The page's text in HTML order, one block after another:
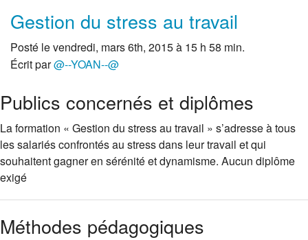
Gestion du stress au travail
Posté le vendredi, mars 6th, 2015 à 15 h 58 min.
Écrit par@--YOAN--@
Publics concernés et diplômes
La formation « Gestion du stress au travail » s’adresse à tous
les salariés confrontés au stress dans leur travail et qui
souhaitent gagner en sérénité et dynamisme. Aucun diplôme
exigé
Méthodes pédagogiques